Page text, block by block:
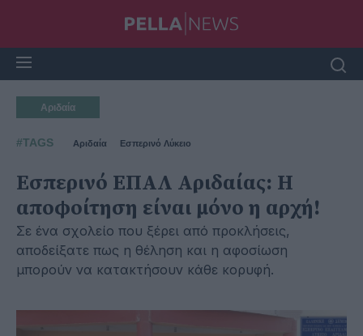
Αριδαία
#TAGS Αριδαία Εσπερινό Λύκειο
Εσπερινό ΕΠΑΛ Αριδαίας: Η
αποφοίτηση είναι μόνο η αρχή!
Σε ένα σχολείο που ξέρει από προκλήσεις,
αποδείξατε πως η θέληση και η αφοσίωση
μπορούν να κατακτήσουν κάθε κορυφή.